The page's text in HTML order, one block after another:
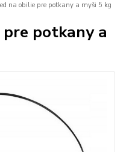
na obilie pre potkany a myši 5 kg
pre potkany a